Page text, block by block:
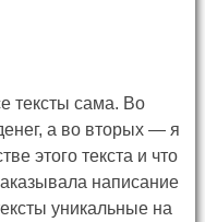
тексты сама. Во
а во вторых — я
этого текста и что
написание
уникальные на